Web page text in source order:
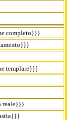
completo}}}
templare}}}
reale}}}